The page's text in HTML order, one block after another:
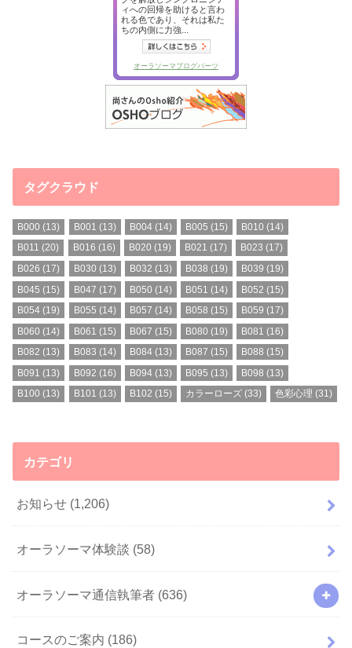
タグクラウド
B000 (13) B001 (13) B004(14) B005 (15) B010 (14)
B011 (20) B016 (16) B020 (19) B021 (17) B023 (17)
B026 (17) B030 (13) B032 (13) B038 (19) B039 (19)
B045 (15) B047 (17) B050 (14) B051 (14) B052 (15)
B054 (19) B055 (14) B057 (14) B058 (15) B059 (17)
B060 (14) B061 (15) B067 (15) B080 (19) B081 (16)
B082 (13) B083 (14) B084(13) B087 (15) B088 (15)
B091 (13) B092 (16) B094(13) B095 (13) B098 (13)
B100 (13) B101 (13) B102 (15) カラーローズ (33) 色彩心理 (31)
カテゴリ
お知らせ (1,206)
オーラソーマ体験談 (58)
オーラソーマ通信執筆者 (636)
コースのご案内 (186)